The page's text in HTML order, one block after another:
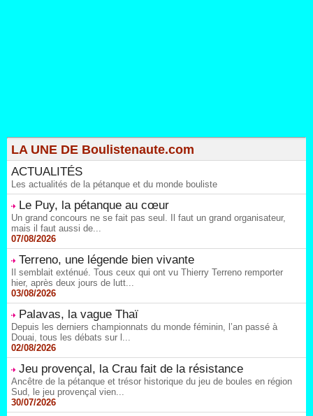
LA UNE DE Boulistenaute.com
ACTUALITÉS
Les actualités de la pétanque et du monde bouliste
Le Puy, la pétanque au cœur
Un grand concours ne se fait pas seul. Il faut un grand organisateur,
mais il faut aussi de...
07/08/2026
Terreno, une légende bien vivante
Il semblait exténué. Tous ceux qui ont vu Thierry Terreno remporter
hier, après deux jours de lutt...
03/08/2026
Palavas, la vague Thaï
Depuis les derniers championnats du monde féminin, l’an passé à
Douai, tous les débats sur l...
02/08/2026
Jeu provençal, la Crau fait de la résistance
Ancêtre de la pétanque et trésor historique du jeu de boules en région
Sud, le jeu provençal vien...
30/07/2026